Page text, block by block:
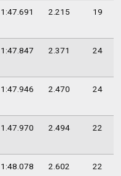
1:47.691 2.215 19
1:47.847 2.371 24
1:47.946 2.470 24
1.47.970 2.494 22
1:48.078 2.602 22